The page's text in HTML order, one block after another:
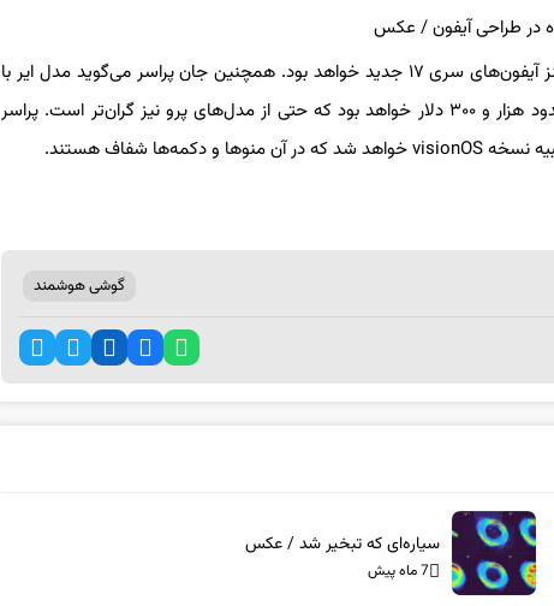
اکنون اگر صحبت‌های او درمورد آیفون ۱۷ ایر صحیح باشد، طراحی ماژول لنز آیفون‌های سری ۱۷ جدید خواهد بود. همچنین جان پراسر می‌گوید مدل ایر با
آنکه تراشه A۱۹ معمولی و فقط یک لنز پشتی خواهد داشت، قیمت آن حدود هزار و ۳۰۰ دلار خواهد بود که حتی از مدل‌های پرو نیز گران‌تر است. پراسر
گوشی هوشمند
سیاره‌ای که تبخیر شد / عکس
7 ماه پیش